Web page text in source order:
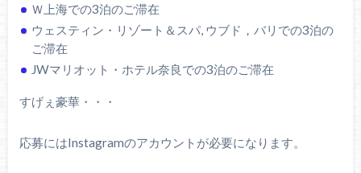
Ｗ上海での3泊のご滞在
ウェスティン・リゾート＆スパ, ウブド，バリでの3泊の
ご滞在
JWマリオット・ホテル奈良での3泊のご滞在
すげぇ豪華・・・
応募にはInstagramのアカウントが必要になります。